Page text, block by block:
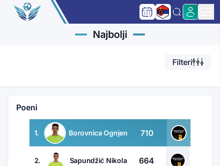
Najbolji
Filteri
Poeni
1. Borovnica Ognjen 710
2. Sapundžić Nikola 664